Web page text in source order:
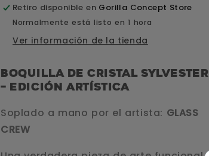
Retiro disponible en Gorilla Concept Store
Normalmente está listo en 1 hora
Ver información de la tienda
Boquilla de Cristal Sylvester
– Edición Artística
Soplado a mano por el artista: GLASS
CREW